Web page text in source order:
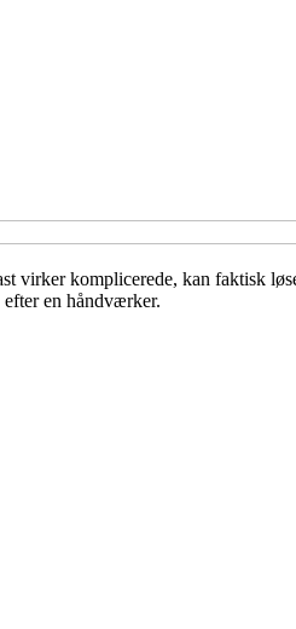
virker komplicerede, kan faktisk
en håndværker.